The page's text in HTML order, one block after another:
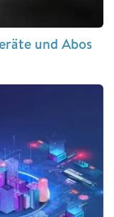
und Abos